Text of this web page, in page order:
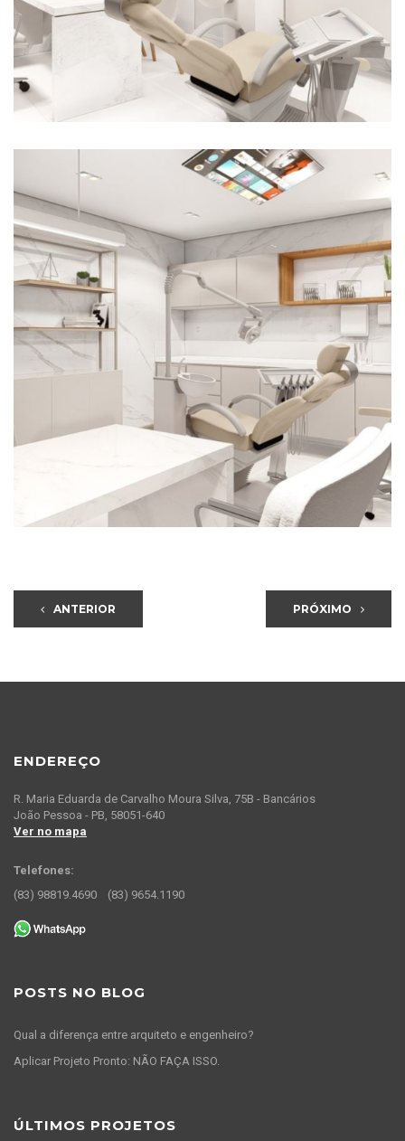
ANTERIOR PRÓXIMO
ENDEREÇO
R. Maria Eduarda de Carvalho Moura Silva, 75B - Bancários
João Pessoa - PB, 58051-640
Ver no mapa
Telefones:
(83) 98819.4690
(83) 9654.1190
POSTS NO BLOG
Qual a diferença entre arquiteto e engenheiro?
Aplicar Projeto Pronto: NÃO FAÇA ISSO.
ÚLTIMOS PROJETOS